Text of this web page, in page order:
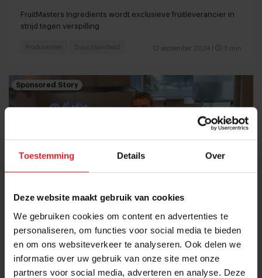
Toestemming Details Over
Deze website maakt gebruik van cookies
We gebruiken cookies om content en advertenties te
personaliseren, om functies voor social media te bieden
en om ons websiteverkeer te analyseren. Ook delen we
informatie over uw gebruik van onze site met onze
partners voor social media, adverteren en analyse. Deze
FruitMasters Ingredients wordt exclusieve fruitleverancier in
strijd tegen verspilling
12 september 2024 3 min
Producenten Duurzaamheid
Sponsored Story
De pannenkoeken van PANCAKES Amsterdam
zijn lekkerder dankzij de verse melk van boer